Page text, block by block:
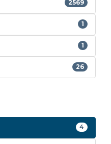
2569
1
1
26
4